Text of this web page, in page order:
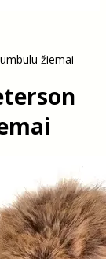
žiemai